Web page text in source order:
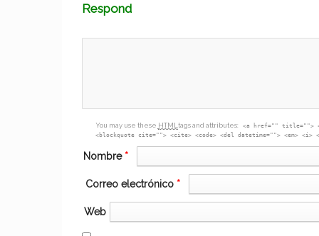
RespondComment
box
You may use these HTMLtags and attributes:
<a href="" title="">
<blockquote cite=""> <cite> <code> <del datetime=""> <em>
Nombre *
Correo electrónico *
Web